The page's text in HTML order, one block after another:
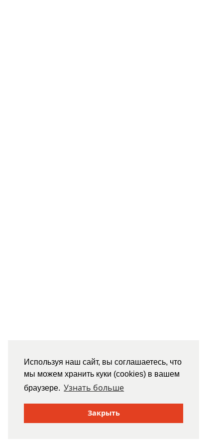
Используя наш сайт, вы соглашаетесь, что
мы можем хранить куки (cookies) в вашем
браузере. Узнать больше
Закрыть